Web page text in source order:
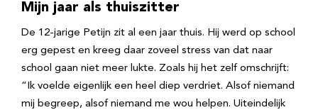
Mijn jaar als thuiszitter
De 12-jarige Petijn zit al een jaar thuis. Hij werd op school
erg gepest en kreeg daar zoveel stress van dat naar
school gaan niet meer lukte. Zoals hij het zelf omschrijft:
“Ik voelde eigenlijk een heel diep verdriet. Alsof niemand
mij begreep, alsof niemand me wou helpen. Uiteindelijk